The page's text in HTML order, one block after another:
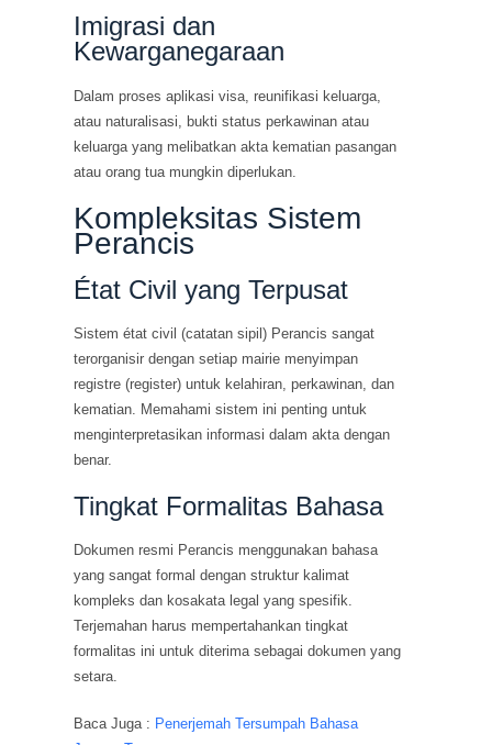
Imigrasi dan
Kewarganegaraan
Dalam proses aplikasi visa, reunifikasi keluarga,
atau naturalisasi, bukti status perkawinan atau
keluarga yang melibatkan akta kematian pasangan
atau orang tua mungkin diperlukan.
Kompleksitas Sistem
Perancis
État Civil yang Terpusat
Sistem état civil (catatan sipil) Perancis sangat
terorganisir dengan setiap mairie menyimpan
registre (register) untuk kelahiran, perkawinan, dan
kematian. Memahami sistem ini penting untuk
menginterpretasikan informasi dalam akta dengan
benar.
Tingkat Formalitas Bahasa
Dokumen resmi Perancis menggunakan bahasa
yang sangat formal dengan struktur kalimat
kompleks dan kosakata legal yang spesifik.
Terjemahan harus mempertahankan tingkat
formalitas ini untuk diterima sebagai dokumen yang
setara.
Baca Juga : Penerjemah Tersumpah Bahasa